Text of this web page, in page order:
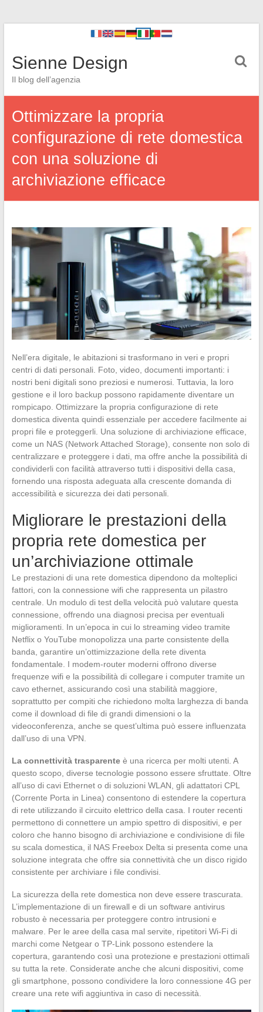
Sienne Design
Il blog dell’agenzia
Ottimizzare la propria
configurazione di rete domestica
con una soluzione di
archiviazione efficace
Nell’era digitale, le abitazioni si trasformano in veri e propri
centri di dati personali. Foto, video, documenti importanti: i
nostri beni digitali sono preziosi e numerosi. Tuttavia, la loro
gestione e il loro backup possono rapidamente diventare un
rompicapo. Ottimizzare la propria configurazione di rete
domestica diventa quindi essenziale per accedere facilmente ai
propri file e proteggerli. Una soluzione di archiviazione efficace,
come un NAS (Network Attached Storage), consente non solo di
centralizzare e proteggere i dati, ma offre anche la possibilità di
condividerli con facilità attraverso tutti i dispositivi della casa,
fornendo una risposta adeguata alla crescente domanda di
accessibilità e sicurezza dei dati personali.
Migliorare le prestazioni della
propria rete domestica per
un’archiviazione ottimale
Le prestazioni di una rete domestica dipendono da molteplici
fattori, con la connessione wifi che rappresenta un pilastro
centrale. Un modulo di test della velocità può valutare questa
connessione, offrendo una diagnosi precisa per eventuali
miglioramenti. In un’epoca in cui lo streaming video tramite
Netflix o YouTube monopolizza una parte consistente della
banda, garantire un’ottimizzazione della rete diventa
fondamentale. I modem-router moderni offrono diverse
frequenze wifi e la possibilità di collegare i computer tramite un
cavo ethernet, assicurando così una stabilità maggiore,
soprattutto per compiti che richiedono molta larghezza di banda
come il download di file di grandi dimensioni o la
videoconferenza, anche se quest’ultima può essere influenzata
dall’uso di una VPN.
La connettività trasparenteè una ricerca per molti utenti. A
questo scopo, diverse tecnologie possono essere sfruttate. Oltre
all’uso di cavi Ethernet o di soluzioni WLAN, gli adattatori CPL
(Corrente Porta in Linea) consentono di estendere la copertura
di rete utilizzando il circuito elettrico della casa. I router recenti
permettono di connettere un ampio spettro di dispositivi, e per
coloro che hanno bisogno di archiviazione e condivisione di file
su scala domestica, il NAS Freebox Delta si presenta come una
soluzione integrata che offre sia connettività che un disco rigido
consistente per archiviare i file condivisi.
La sicurezza della rete domestica non deve essere trascurata.
L’implementazione di un firewall e di un software antivirus
robusto è necessaria per proteggere contro intrusioni e
malware. Per le aree della casa mal servite, ripetitori Wi-Fi di
marchi come Netgear o TP-Link possono estendere la
copertura, garantendo così una protezione e prestazioni ottimali
su tutta la rete. Considerate anche che alcuni dispositivi, come
gli smartphone, possono condividere la loro connessione 4G per
creare una rete wifi aggiuntiva in caso di necessità.